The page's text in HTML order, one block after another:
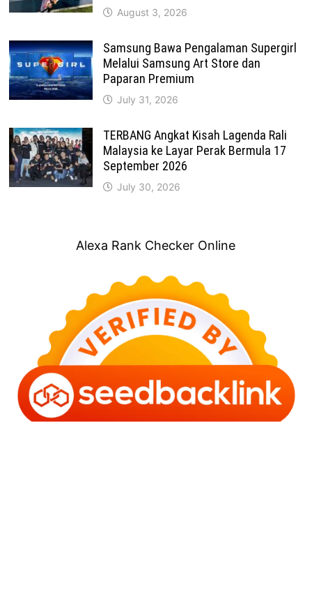
August 3, 2026
Samsung Bawa Pengalaman Supergirl
Melalui Samsung Art Store dan
Paparan Premium
July 31, 2026
TERBANG Angkat Kisah Lagenda Rali
Malaysia ke Layar Perak Bermula 17
September 2026
July 30, 2026
Alexa Rank Checker Online